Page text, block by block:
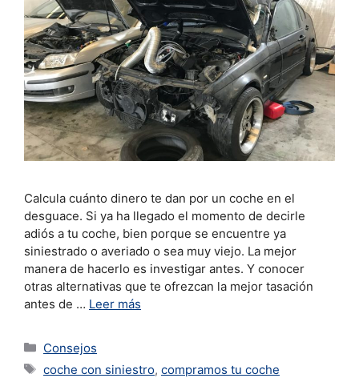
Calcula cuánto dinero te dan por un coche en el
desguace. Si ya ha llegado el momento de decirle
adiós a tu coche, bien porque se encuentre ya
siniestrado o averiado o sea muy viejo. La mejor
manera de hacerlo es investigar antes. Y conocer
otras alternativas que te ofrezcan la mejor tasación
antes de … Leer más
Consejos
coche con siniestro, compramos tu coche